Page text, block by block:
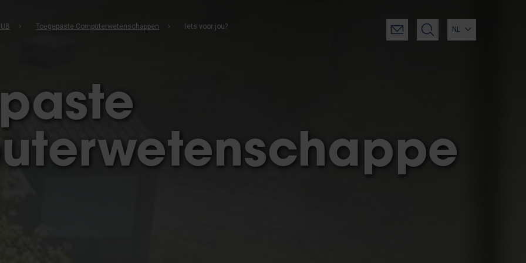
Toegepaste Computerwetenschappen Iets voor jou? NL